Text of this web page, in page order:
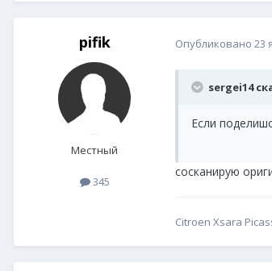
pifik
Местный
345
Опубликовано 23
sergei14
Если
сосканирую
Citroen Xsara